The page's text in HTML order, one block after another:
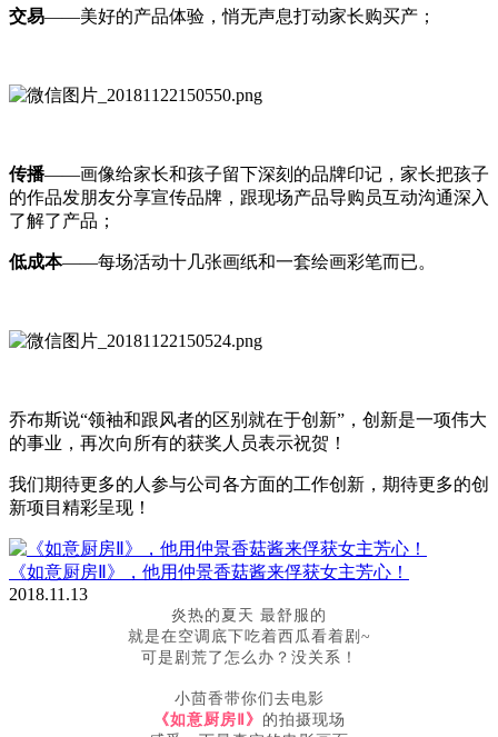
交易——美好的产品体验，悄无声息打动家长购买产；
传播——画像给家长和孩子留下深刻的品牌印记，家长把孩子
的作品发朋友分享宣传品牌，跟现场产品导购员互动沟通深入
了解了产品；
低成本——每场活动十几张画纸和一套绘画彩笔而已。
乔布斯说“领袖和跟风者的区别就在于创新”，创新是一项伟大
的事业，再次向所有的获奖人员表示祝贺！
我们期待更多的人参与公司各方面的工作创新，期待更多的创
新项目精彩呈现！
《如意厨房Ⅱ》，他用仲景香菇酱来俘获女主芳心！
2018.11.13
炎热的夏天 最舒服的
就是在空调底下吃着西瓜看着剧~
可是剧荒了怎么办？没关系！
小茴香带你们去电影
《如意厨房Ⅱ》 的拍摄现场